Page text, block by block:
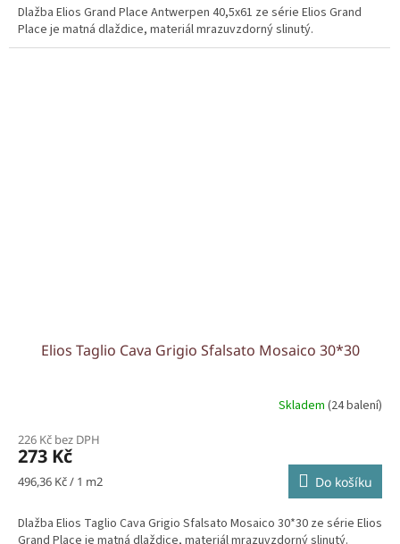
Dlažba Elios Grand Place Antwerpen 40,5x61 ze série Elios Grand
Place je matná dlaždice, materiál mrazuvzdorný slinutý.
Elios Taglio Cava Grigio Sfalsato Mosaico 30*30
Skladem (24 balení)
226 Kč bez DPH
273 Kč
Měrná
496,36 Kč / 1 m2 Do košíku
Dlažba Elios Taglio Cava Grigio Sfalsato Mosaico 30*30 ze série Elios
Grand Place je matná dlaždice, materiál mrazuvzdorný slinutý.